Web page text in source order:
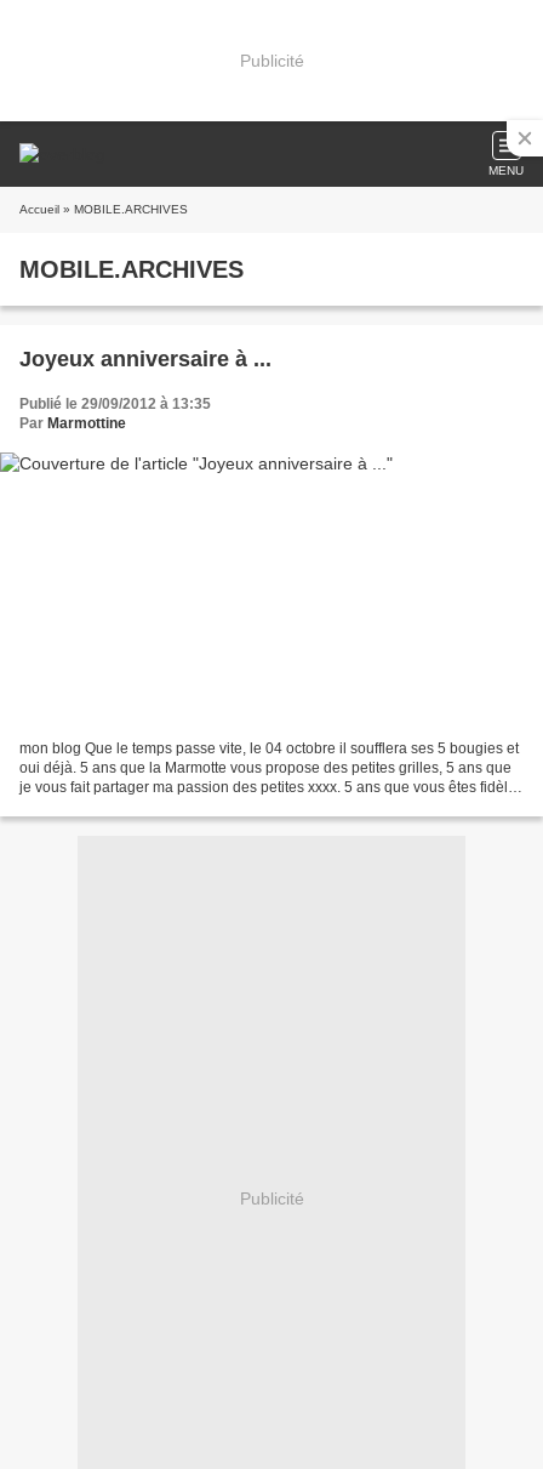
Publicité
MENU
Accueil » MOBILE.ARCHIVES
MOBILE.ARCHIVES
Joyeux anniversaire à ...
Publié le 29/09/2012 à 13:35
Par Marmottine
mon blog Que le temps passe vite, le 04 octobre il soufflera ses 5 bougies et
oui déjà. 5 ans que la Marmotte vous propose des petites grilles, 5 ans que
je vous fait partager ma passion des petites xxxx. 5 ans que vous êtes fidèles
Publicité